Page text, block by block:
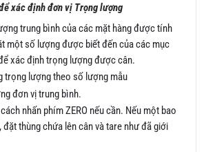
xác định đơn vị Trọng lượng
trung bình của các mặt hàng được tính
một số lượng được biết đến của các mục
xác định trọng lượng được cân.
trọng lượng theo số lượng mẫu
đơn vị trung bình.
nhấn phím ZERO nếu cần. Nếu một bao
thùng chứa lên cân và tare như đã giới